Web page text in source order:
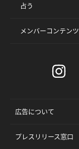
占う
メンバーコンテンツ
広告について
プレスリリース窓口